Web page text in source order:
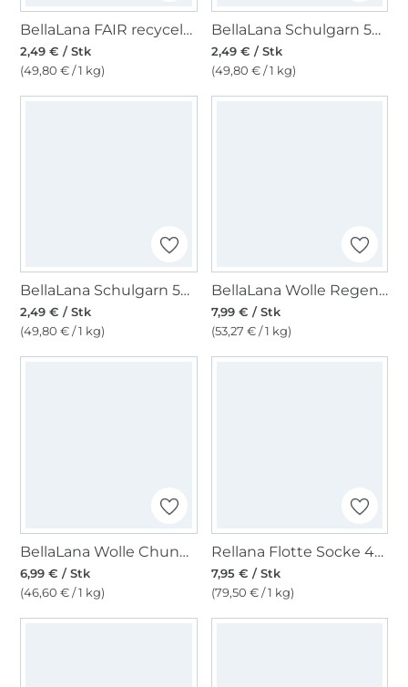
BellaLana FAIR recycelt Baumwolle 50gr. , dunkelgrün
2,49 € / Stk
(49,80 € / 1 kg)
BellaLana Schulgarn 50gr. , royalblau
2,49 € / Stk
(49,80 € / 1 kg)
BellaLana Schulgarn 50gr. , schwarz
2,49 € / Stk
(49,80 € / 1 kg)
BellaLana Wolle Regenbogen 150gr. , weiss-rot
7,99 € / Stk
(53,27 € / 1 kg)
BellaLana Wolle Chunky Bowl 150gr. , beere
6,99 € / Stk
(46,60 € / 1 kg)
Rellana Flotte Socke 4-fach Kolibri, 6214
7,95 € / Stk
(79,50 € / 1 kg)